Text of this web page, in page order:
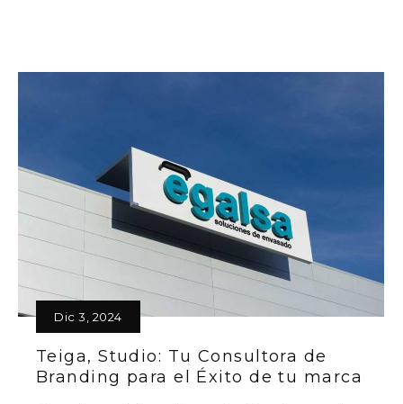
Dic 3, 2024
Teiga, Studio: Tu Consultora de
Branding para el Éxito de tu marca